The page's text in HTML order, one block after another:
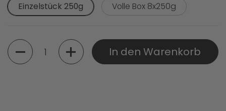
Einzelstück 250g
Volle Box 8x250g
Menge
In den Warenkorb